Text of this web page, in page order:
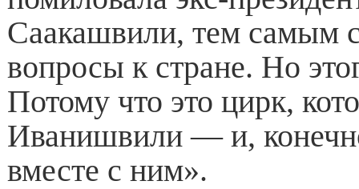
Саакашвили, тем самым
вопросы к стране. Но
Потому что это цирк,
Иванишвили — и,
вместе с ним».